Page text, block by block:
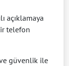
açıklamaya
telefon
ve güvenlik ile